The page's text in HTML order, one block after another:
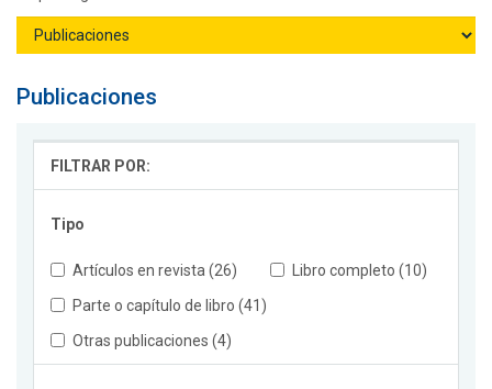
Publicaciones
FILTRAR POR:
Tipo
Artículos en revista (26)
Libro completo (10)
Parte o capítulo de libro (41)
Otras publicaciones (4)